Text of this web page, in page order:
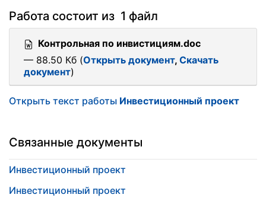
Работа состоит из 1 файл
Контрольная по инвистициям.doc
— 88.50 Кб (Открыть документ, Скачать
документ)
Открыть текст работы Инвестиционный проект
Связанные документы
Инвестиционный проект
Инвестиционный проект